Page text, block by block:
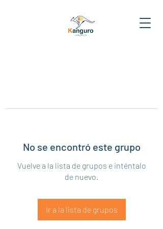
No se encontró este grupo
Vuelve a la lista de grupos e inténtalo
de nuevo.
Ir a la lista de grupos